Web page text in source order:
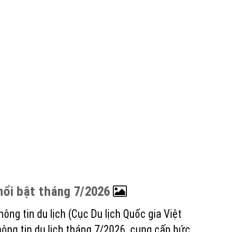
bật tháng 7/2026
tin du lịch (Cục Du lịch Quốc gia Việt